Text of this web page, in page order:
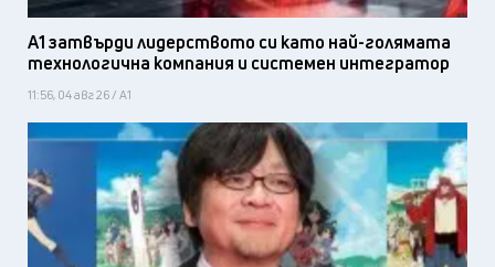
А1 затвърди лидерството си като най-голямата
технологична компания и системен интегратор
11:56, 04 авг 26 / А1